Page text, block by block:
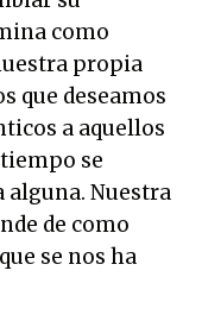
como
propia
que deseamos
a aquellos
se
alguna. Nuestra
de como
se nos ha